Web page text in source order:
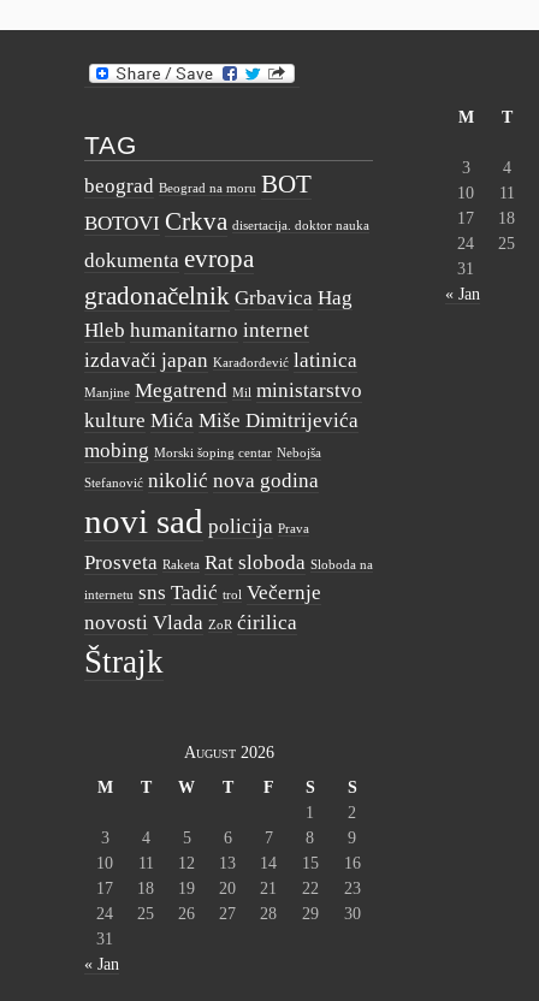
TAG
beograd Beograd na moru BOT
BOTOVI Crkva disertacija. doktor nauka
dokumenta evropa
gradonačelnik Grbavica Hag
Hleb humanitarno internet
izdavači japan Karađorđević latinica
Manjine Megatrend Mil ministarstvo
kulture Mića Miše Dimitrijevića
mobing Morski šoping centar Nebojša
Stefanović nikolić nova godina
novi sad policija Prava
Prosveta Raketa Rat sloboda Sloboda na
internetu sns Tadić trol Večernje
novosti Vlada ZoR ćirilica
Štrajk
August 2026
M
T W T F S
S
1
2
3
4 5 6 7 8
9
10
11 12 13 14 15
16
17
18 19 20 21 22
23
24
25 26 27 28 29
30
31
« Jan
M T
3
4
10
11
17
18
24
25
31
« Jan